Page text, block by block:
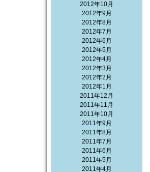
2012年10月
2012年9月
2012年8月
2012年7月
2012年6月
2012年5月
2012年4月
2012年3月
2012年2月
2012年1月
2011年12月
2011年11月
2011年10月
2011年9月
2011年8月
2011年7月
2011年6月
2011年5月
2011年4月